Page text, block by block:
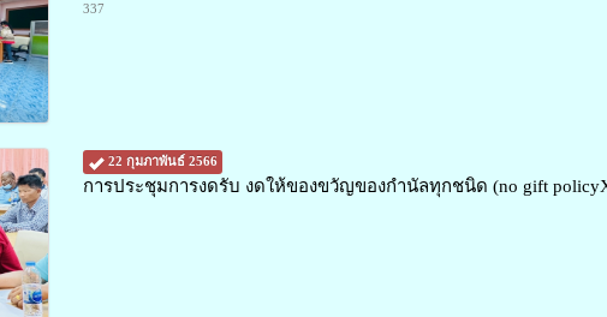
337
22 กุมภาพันธ์ 2566
การประชุมการงดรับ งดให้ของขวัญของกำนัลทุกชนิด (no gift